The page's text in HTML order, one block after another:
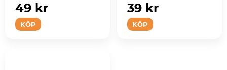
KÖP
49 kr
KÖP
39 kr